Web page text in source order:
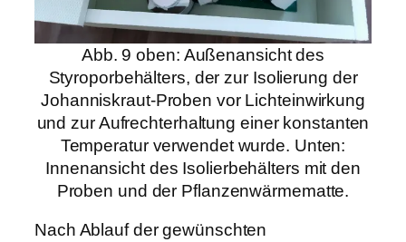
Abb. 9 oben: Außenansicht des
Styroporbehälters, der zur Isolierung der
Johanniskraut-Proben vor Lichteinwirkung
und zur Aufrechterhaltung einer konstanten
Temperatur verwendet wurde. Unten:
Innenansicht des Isolierbehälters mit den
Proben und der Pflanzenwärmematte.
Nach Ablauf der gewünschten